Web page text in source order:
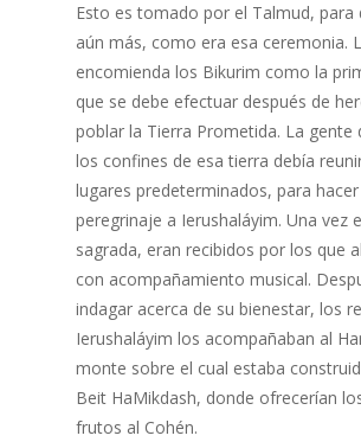
Esto es tomado por el Talmud, para
aún más, como era esa ceremonia.
encomienda los Bikurim como la
que se debe efectuar después de
poblar la Tierra Prometida. La gente
los confines de esa tierra debía
lugares predeterminados, para hacer
peregrinaje a Ierushaláyim. Una vez
sagrada, eran recibidos por los que
con acompañamiento musical.
indagar acerca de su bienestar, los
Ierushaláyim los acompañaban al
monte sobre el cual estaba
Beit HaMikdash, donde ofrecerían
frutos al Cohén.